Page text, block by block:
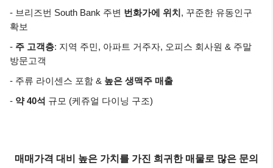
- 브리즈번 South Bank 주변 번화가에 위치 , 꾸준한 유동인구
확보
- 주 고객층: 지역 주민, 아파트 거주자, 오피스 회사원 & 주말
방문고객
- 주류 라이센스 포함 & 높은 생맥주 매출
- 약 40석 규모 (케쥬얼 다이닝 구조)
매매가격 대비 높은 가치를 가진 희귀한 매물로 많은 문의